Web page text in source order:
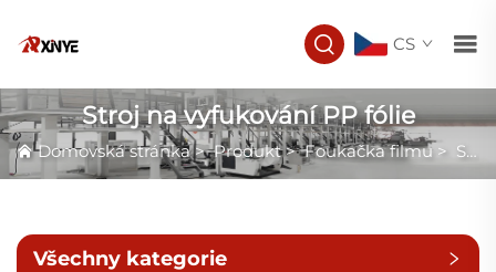
CS
Stroj na vyfukování PP fólie
Domovská stránka>Produkt>Foukačka filmu > Stroj na vyfukování PP fólie
Všechny kategorie